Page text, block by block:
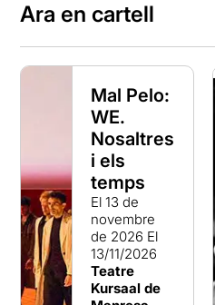
Ara en cartell
Mal Pelo:
WE.
Nosaltres
i els
temps
El 13 de
novembre
de 2026 El
13/11/2026
Teatre
Kursaal de